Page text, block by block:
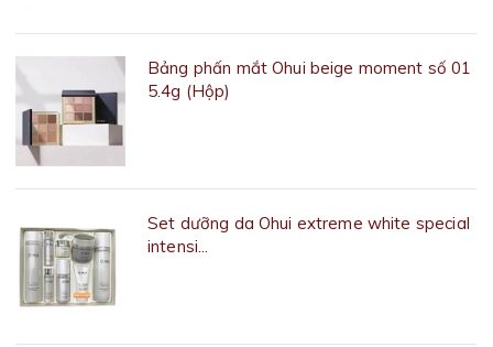
Bảng phấn mắt Ohui beige moment số 01
5.4g (Hộp)
Set dưỡng da Ohui extreme white special
intensi...